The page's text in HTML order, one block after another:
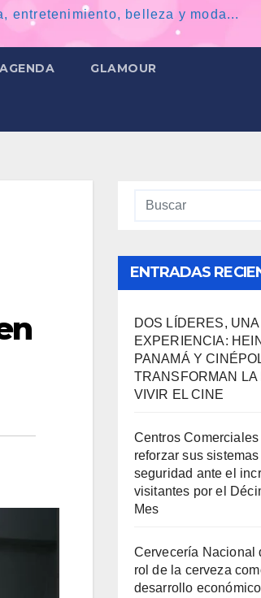
entretenimiento, belleza y moda...
AGENDA GLAMOUR
ENTRADAS
DOS LÍDERES, UNA
EXPERIENCIA:
PANAMÁ Y
TRANSFORMAN LA
VIVIR EL CINE
Centros Comerciales
reforzar sus
seguridad ante el
visitantes por el
Mes
Cervecería Nacional
rol de la cerveza
desarrollo